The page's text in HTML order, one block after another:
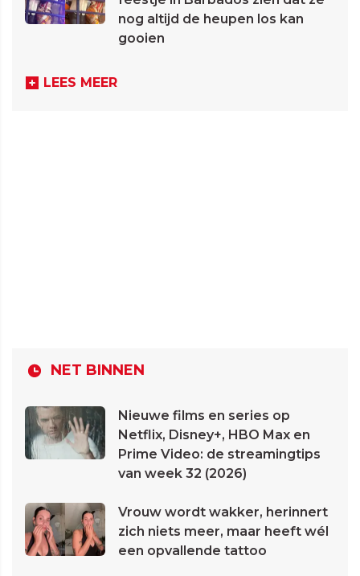
nog altijd de heupen los kan
gooien
LEES MEER
NET BINNEN
Nieuwe films en series op
Netflix, Disney+, HBO Max en
Prime Video: de streamingtips
van week 32 (2026)
Vrouw wordt wakker, herinnert
zich niets meer, maar heeft wél
een opvallende tattoo